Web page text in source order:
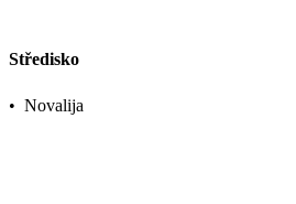
Středisko
• Novalija